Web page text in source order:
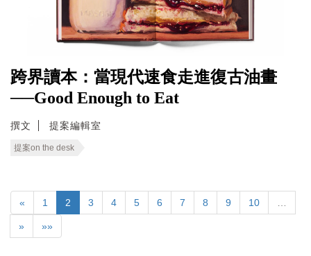
跨界讀本：當現代速食走進復古油畫
──Good Enough to Eat
撰文 提案編輯室
提案on the desk
« 1 2 3 4 5 6 7 8 9 10
» »»